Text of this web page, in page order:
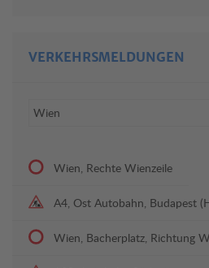
VERKEHRSMELDUNGEN
Wien, Rechte Wienzeile
A4, Ost Autobahn, Budapest
Wien, Bacherplatz, Richtung